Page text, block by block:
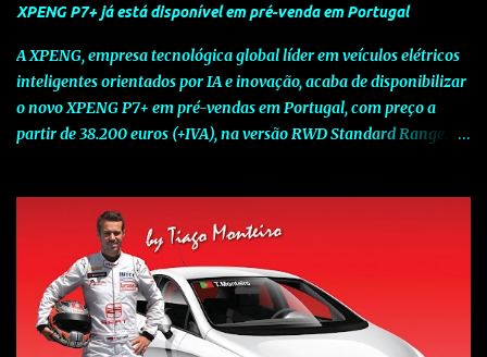
XPENG P7+ já está disponível em pré-venda em Portugal
A XPENG, empresa tecnológica global líder em veículos elétricos
inteligentes orientados por IA e inovação, acaba de disponibilizar
o novo XPENG P7+ em pré-vendas em Portugal, com preço a
partir de 38.200 euros (+IVA), na versão RWD Standard Range.
num momento decisivo, em que a indústria automóvel evolui da
mobilidade baseada na potência para a mobilidade baseada na
inteligência. Concebido como um fastback preparado para o
futuro e otimizado por Inteligência Artificial (IA), o novo XPENG
P7+ combina uma arquitetura inteligente avançada, um espaço
de referência no segmento e grande versatilidade para viagens,